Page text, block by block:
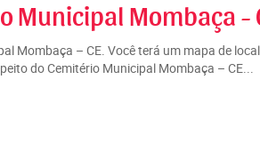
Municipal Mombaça -
Mombaça – CE. Você terá um mapa de
do Cemitério Municipal Mombaça – CE...